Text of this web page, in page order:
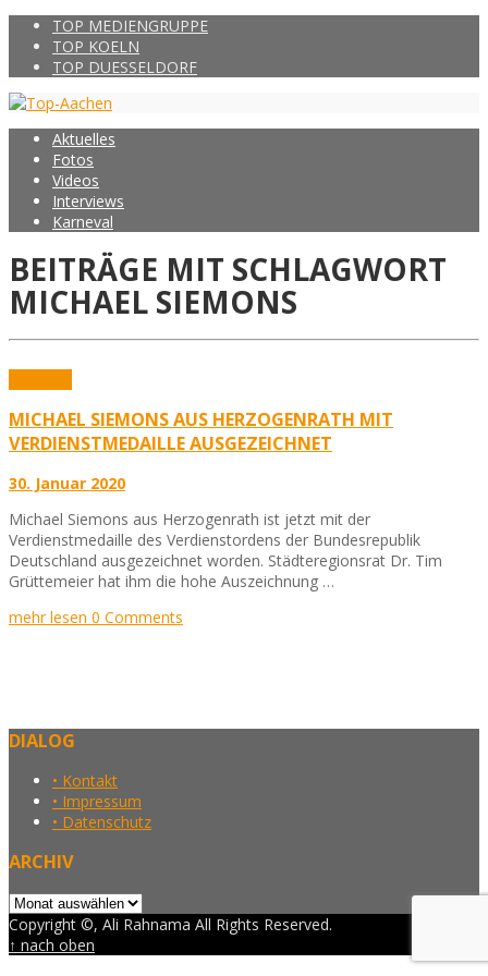
TOP MEDIENGRUPPE
TOP KOELN
TOP DUESSELDORF
Aktuelles
Fotos
Videos
Interviews
Karneval
BEITRÄGE MIT SCHLAGWORT
MICHAEL SIEMONS
MICHAEL SIEMONS AUS HERZOGENRATH MIT
VERDIENSTMEDAILLE AUSGEZEICHNET
30. Januar 2020
Michael Siemons aus Herzogenrath ist jetzt mit der
Verdienstmedaille des Verdienstordens der Bundesrepublik
Deutschland ausgezeichnet worden. Städteregionsrat Dr. Tim
Grüttemeier hat ihm die hohe Auszeichnung …
mehr lesen 0 Comments
DIALOG
• Kontakt
• Impressum
• Datenschutz
ARCHIV
Archiv
Copyright ©, Ali Rahnama All Rights Reserved.
↑ nach oben